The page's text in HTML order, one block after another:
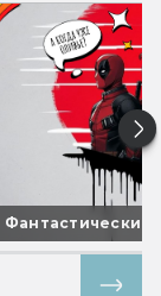
Фантастические